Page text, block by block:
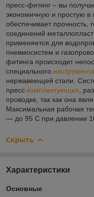
пресс-фитинг – вы
экономичную и простую
обеспечивает прочность,
соединений
применяется для
пневмосистем и
фитинга происходит
специального инструмента
нержавеющей стали.
пресс комплектующих ,
проводке, так как она
Максимальная рабочая
— до 95 С при давлении
Скрыть
Характеристики
Основные